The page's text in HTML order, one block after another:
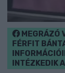
MEGRÁZÓ
FÉRFIT
INTÉZKEDIK